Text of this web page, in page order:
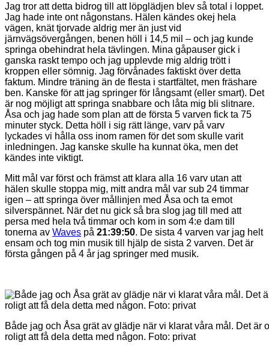
Jag tror att detta bidrog till att löpglädjen blev så total i loppet.
Jag hade inte ont någonstans. Hälen kändes okej hela
vägen, knät tjorvade aldrig mer än just vid
järnvägsövergången, benen höll i 14,5 mil – och jag kunde
springa obehindrat hela tävlingen. Mina gåpauser gick i
ganska raskt tempo och jag upplevde mig aldrig trött i
kroppen eller sömnig. Jag förvånades faktiskt över detta
faktum. Mindre träning än de flesta i startfältet, men fräshare
ben. Kanske för att jag springer för långsamt (eller smart). Det
är nog möjligt att springa snabbare och låta mig bli slitnare.
Åsa och jag hade som plan att de första 5 varven fick ta 75
minuter styck. Detta höll i sig rätt länge, varv på varv
lyckades vi hålla oss inom ramen för det som skulle varit
inledningen. Jag kanske skulle ha kunnat öka, men det
kändes inte viktigt.
Mitt mål var först och främst att klara alla 16 varv utan att
hälen skulle stoppa mig, mitt andra mål var sub 24 timmar
igen – att springa över mållinjen med Åsa och ta emot
silverspännet. När det nu gick så bra slog jag till med att
persa med hela två timmar och kom in som 4:e dam till
tonerna av Waves på 21:39:50. De sista 4 varven var jag helt
ensam och tog min musik till hjälp de sista 2 varven. Det är
första gången på 4 år jag springer med musik.
Både jag och Åsa grät av glädje när vi klarat våra mål. Det är
roligt att få dela detta med någon. Foto: privat